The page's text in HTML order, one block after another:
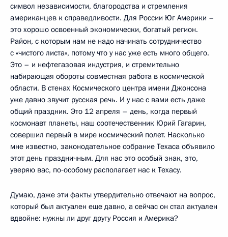
символ независимости, благородства и стремления
американцев к справедливости. Для России Юг Америки –
это хорошо освоенный экономически, богатый регион.
Район, с которым нам не надо начинать сотрудничество
с «чистого листа», потому что у нас уже есть много общего.
Это – и нефтегазовая индустрия, и стремительно
набирающая обороты совместная работа в космической
области. В стенах Космического центра имени Джонсона
уже давно звучит русская речь. И у нас с вами есть даже
общий праздник. Это 12 апреля – день, когда первый
космонавт планеты, наш соотечественник Юрий Гагарин,
совершил первый в мире космический полет. Насколько
мне известно, законодательное собрание Техаса объявило
этот день праздничным. Для нас это особый знак, это,
уверяю вас, по‑особому располагает нас к Техасу.
Думаю, даже эти факты утвердительно отвечают на вопрос,
который был актуален еще давно, а сейчас он стал актуален
вдвойне: нужны ли друг другу Россия и Америка?